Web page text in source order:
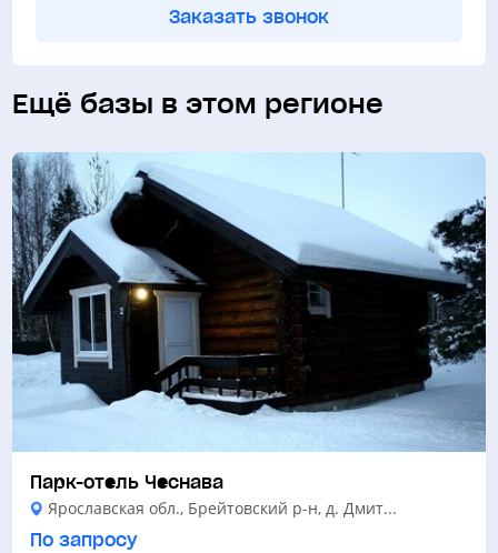
Заказать звонок
Ещё базы в этом регионе
Парк-отель Чеснава
Ярославская обл., Брейтовский р-н, д. Дмит...
По запросу